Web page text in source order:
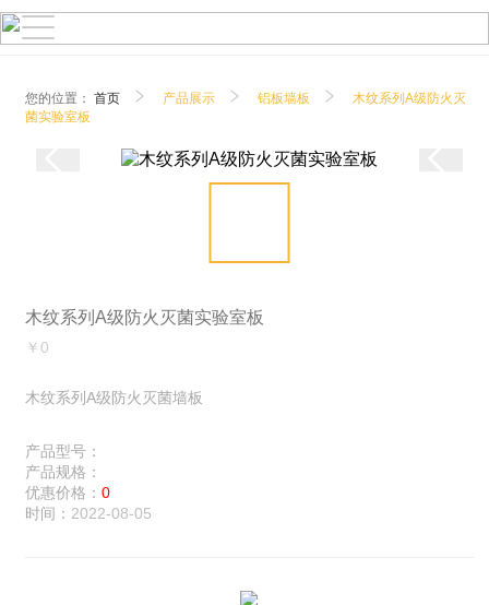
您的位置： 首页 产品展示 铝板墙板
木纹系列A级防火灭
菌实验室板
木纹系列A级防火灭菌实验室板
￥0
木纹系列A级防火灭菌墙板
产品型号：
产品规格：
优惠价格： 0
时间： 2022-08-05